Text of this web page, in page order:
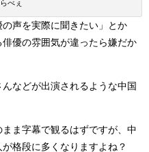
べぇ
声を実際に聞きたい」とか
俳優の雰囲気が違ったら嫌だか
などが出演されるような中国
ま字幕で観るはずですが、中
格段に多くなりますよね？